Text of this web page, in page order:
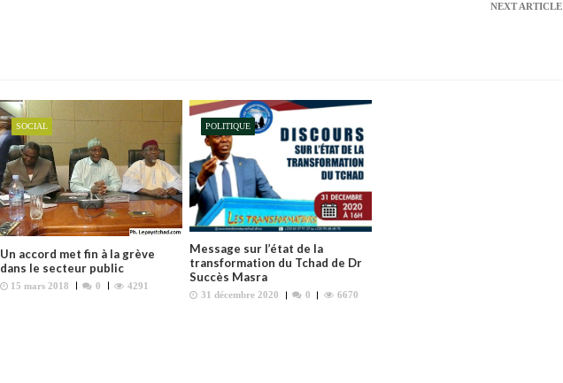
NEXT ARTICLE
SOCIAL
Un accord met fin à la grève
dans le secteur public
15 mars 2018 0 4291
POLITIQUE
Message sur l’état de la
transformation du Tchad de Dr
Succès Masra
31 décembre 2020 0 6670